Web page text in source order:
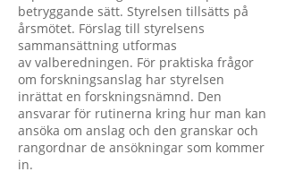
betryggande sätt. Styrelsen tillsätts på
årsmötet. Förslag till styrelsens
sammansättning utformas
av valberedningen. För praktiska frågor
om forskningsanslag har styrelsen
inrättat en forskningsnämnd. Den
ansvarar för rutinerna kring hur man kan
ansöka om anslag och den granskar och
rangordnar de ansökningar som kommer
in.